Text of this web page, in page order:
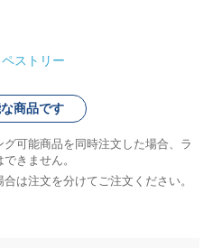
ペストリー
商品です
可能商品を同時注文した場合、ラ
きません。
は注文を分けてご注文ください。